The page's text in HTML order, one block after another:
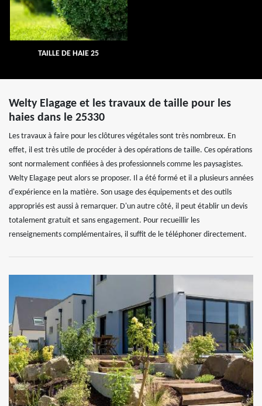
TAILLE DE HAIE 25
Welty Elagage et les travaux de taille pour les
haies dans le 25330
Les travaux à faire pour les clôtures végétales sont très nombreux. En
effet, il est très utile de procéder à des opérations de taille. Ces opérations
sont normalement confiées à des professionnels comme les paysagistes.
Welty Elagage peut alors se proposer. Il a été formé et il a plusieurs années
d'expérience en la matière. Son usage des équipements et des outils
appropriés est aussi à remarquer. D'un autre côté, il peut établir un devis
totalement gratuit et sans engagement. Pour recueillir les
renseignements complémentaires, il suffit de le téléphoner directement.